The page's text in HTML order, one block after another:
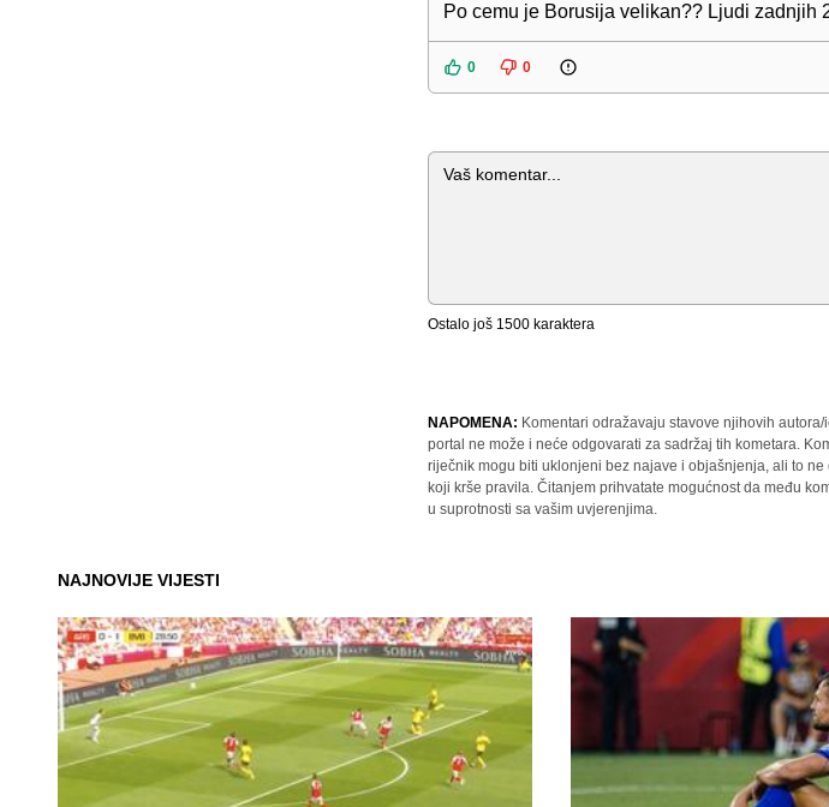
Po cemu je Borusija velikan?? Ljudi zadnjih
0 0
Komentar
Ostalo još 1500 karaktera
NAPOMENA: Komentari odražavaju stavove njihovih
portal ne može i neće odgovarati za sadržaj tih kometara.
riječnik mogu biti uklonjeni bez najave i objašnjenja, ali to
koji krše pravila. Čitanjem prihvatate mogućnost da među
u suprotnosti sa vašim uvjerenjima.
NAJNOVIJE VIJESTI